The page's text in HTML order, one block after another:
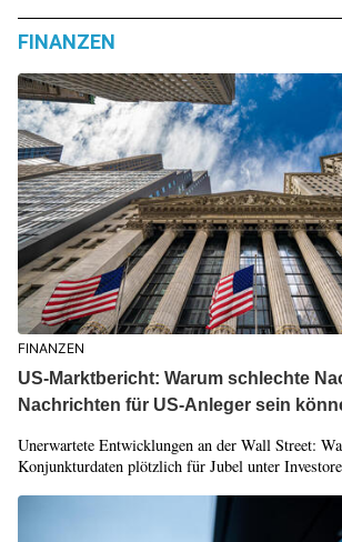
FINANZEN
FINANZEN
US-Marktbericht: Warum schlechte
Nachrichten für US-Anleger sein
Unerwartete Entwicklungen an der Wall Street:
Konjunkturdaten plötzlich für Jubel unter